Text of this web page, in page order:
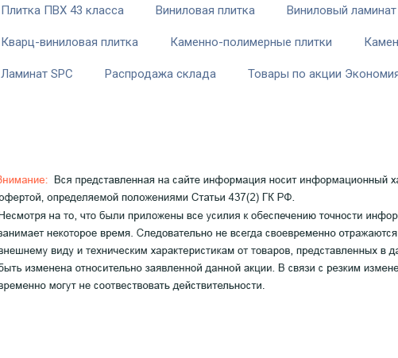
Плитка ПВХ 43 класса Виниловая плитка Виниловый ламинат
Кварц-виниловая плитка Каменно-полимерные плитки
Ламинат SPC Распродажа склада Товары по акции